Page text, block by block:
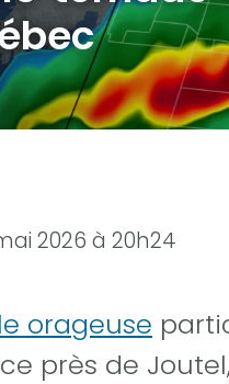
2026 à 20h24
orageuse
près de